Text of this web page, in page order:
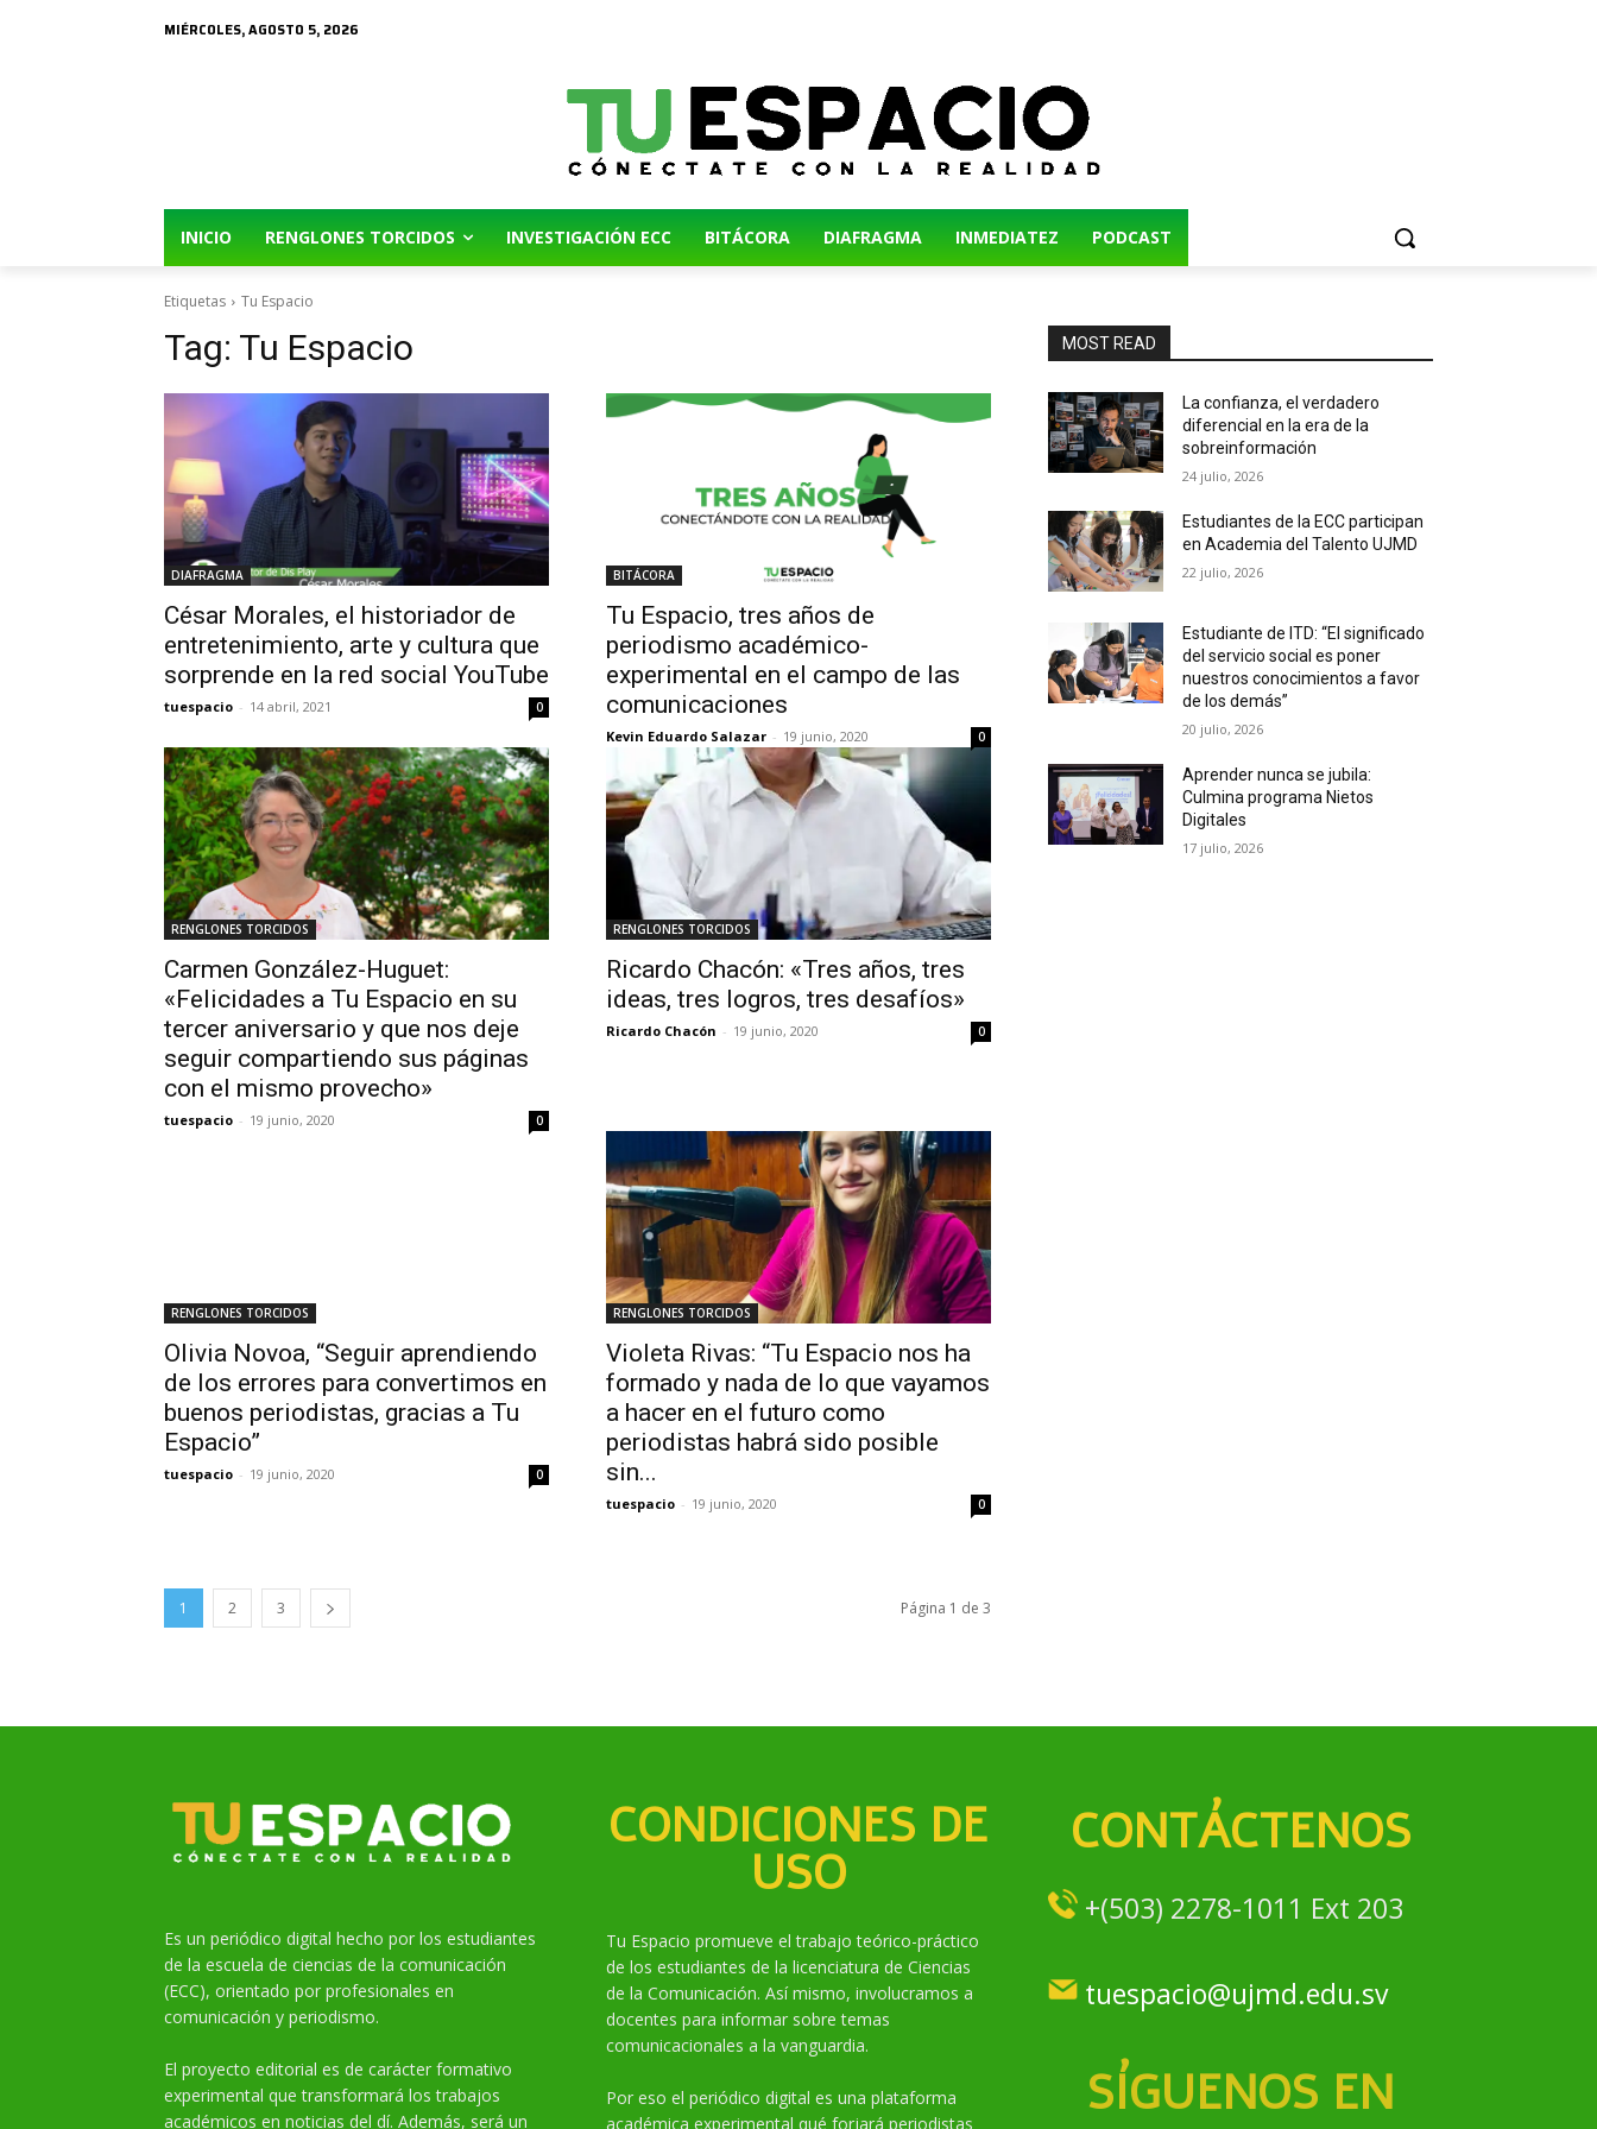
MIÉRCOLES, AGOSTO 5, 2026
INICIO RENGLONES TORCIDOS INVESTIGACIÓN ECC BITÁCORA DIAFRAGMA INMEDIATEZ PODCAST
Etiquetas Tu Espacio
Tag: Tu Espacio
DIAFRAGMA
César Morales, el historiador de
entretenimiento, arte y cultura que
sorprende en la red social YouTube
tuespacio - 14 abril, 2021 0
BITÁCORA
Tu Espacio, tres años de
periodismo académico-
experimental en el campo de las
comunicaciones
Kevin Eduardo Salazar - 19 junio, 2020 0
RENGLONES TORCIDOS
Carmen González-Huguet:
«Felicidades a Tu Espacio en su
tercer aniversario y que nos deje
seguir compartiendo sus páginas
con el mismo provecho»
tuespacio - 19 junio, 2020 0
RENGLONES TORCIDOS
Ricardo Chacón: «Tres años, tres
ideas, tres logros, tres desafíos»
Ricardo Chacón - 19 junio, 2020 0
RENGLONES TORCIDOS
Olivia Novoa, “Seguir aprendiendo
de los errores para convertimos en
buenos periodistas, gracias a Tu
Espacio”
tuespacio - 19 junio, 2020 0
RENGLONES TORCIDOS
Violeta Rivas: “Tu Espacio nos ha
formado y nada de lo que vayamos
a hacer en el futuro como
periodistas habrá sido posible
sin...
tuespacio - 19 junio, 2020 0
1 2 3 Página 1 de 3
MOST READ
La confianza, el verdadero
diferencial en la era de la
sobreinformación
24 julio, 2026
Estudiantes de la ECC participan
en Academia del Talento UJMD
22 julio, 2026
Estudiante de ITD: “El significado
del servicio social es poner
nuestros conocimientos a favor
de los demás”
20 julio, 2026
Aprender nunca se jubila:
Culmina programa Nietos
Digitales
17 julio, 2026
Es un periódico digital hecho por los estudiantes
de la escuela de ciencias de la comunicación
(ECC), orientado por profesionales en
comunicación y periodismo.
El proyecto editorial es de carácter formativo
experimental que transformará los trabajos
académicos en noticias del dí. Además, será un
CONDICIONES DE
USO
Tu Espacio promueve el trabajo teórico-práctico
de los estudiantes de la licenciatura de Ciencias
de la Comunicación. Así mismo, involucramos a
docentes para informar sobre temas
comunicacionales a la vanguardia.
Por eso el periódico digital es una plataforma
académica experimental qué forjará periodistas
CONTÁCTENOS
+(503) 2278-1011 Ext 203
tuespacio@ujmd.edu.sv
SÍGUENOS EN